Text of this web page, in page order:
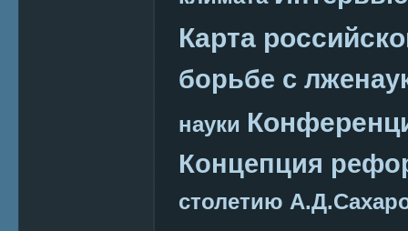
Карта
борьбе с
науки
Концепция
столетию